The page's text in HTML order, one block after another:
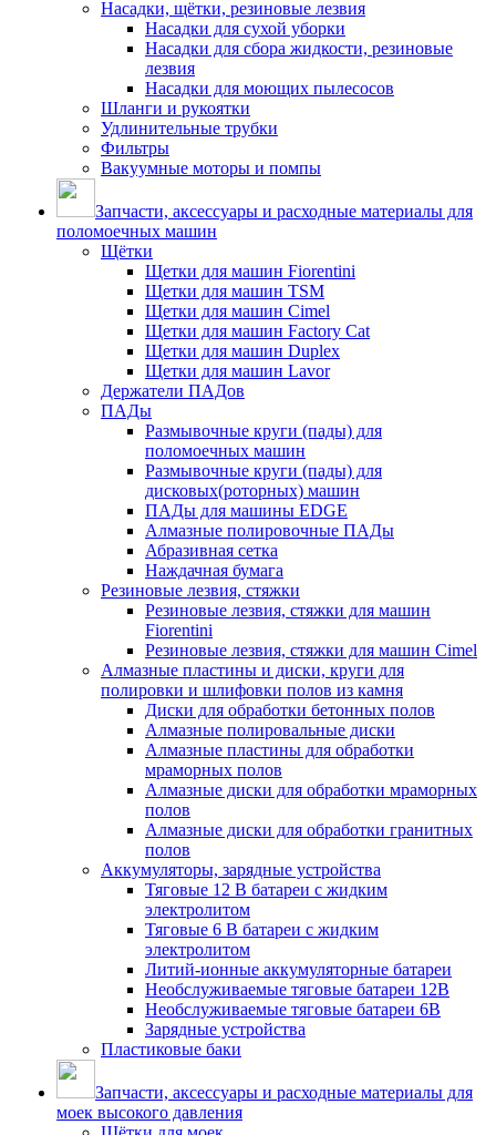
Насадки, щётки, резиновые лезвия
Насадки для сухой уборки
Насадки для сбора жидкости, резиновые
лезвия
Насадки для моющих пылесосов
Шланги и рукоятки
Удлинительные трубки
Фильтры
Вакуумные моторы и помпы
Запчасти, аксессуары и расходные материалы для
поломоечных машин
Щётки
Щетки для машин Fiorentini
Щетки для машин TSM
Щетки для машин Cimel
Щетки для машин Factory Cat
Щетки для машин Duplex
Щетки для машин Lavor
Держатели ПАДов
ПАДы
Размывочные круги (пады) для
поломоечных машин
Размывочные круги (пады) для
дисковых(роторных) машин
ПАДы для машины EDGE
Алмазные полировочные ПАДы
Абразивная сетка
Наждачная бумага
Резиновые лезвия, стяжки
Резиновые лезвия, стяжки для машин
Fiorentini
Резиновые лезвия, стяжки для машин Cimel
Алмазные пластины и диски, круги для
полировки и шлифовки полов из камня
Диски для обработки бетонных полов
Алмазные полировальные диски
Алмазные пластины для обработки
мраморных полов
Алмазные диски для обработки мраморных
полов
Алмазные диски для обработки гранитных
полов
Аккумуляторы, зарядные устройства
Тяговые 12 В батареи с жидким
электролитом
Тяговые 6 В батареи с жидким
электролитом
Литий-ионные аккумуляторные батареи
Необслуживаемые тяговые батареи 12В
Необслуживаемые тяговые батареи 6В
Зарядные устройства
Пластиковые баки
Запчасти, аксессуары и расходные материалы для
моек высокого давления